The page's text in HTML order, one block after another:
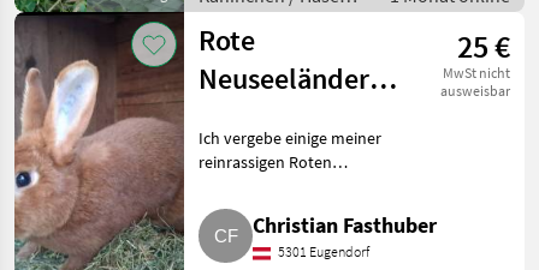
Jungkaninchen
Rote
Neuseeländer
25 €
MwSt nicht
ausweisbar
Ich vergebe einige meiner
reinrassigen Roten
Häsinnen und Jungtiere, Preis
je nach Alter ab € 25, -.
Kaninchen / Hasen
Christian Fasthuber
5301 Eugendorf